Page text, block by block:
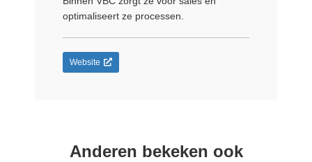
optimaliseert ze processen.
Website
Anderen bekeken ook